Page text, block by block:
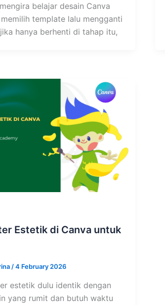
belajar desain Canva
template lalu mengganti
hanya berhenti di tahap itu,
Estetik di Canva untuk
/4 February 2026
estetik dulu identik dengan
yang rumit dan butuh waktu